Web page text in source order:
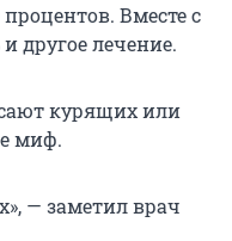
Вместе с
другое лечение.
курящих или
миф.
— заметил врач